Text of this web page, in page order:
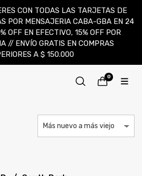
CON TODAS LAS TARJETAS DE
POR MENSAJERIA CABA-GBA EN 24
OFF EN EFECTIVO, 15% OFF POR
// ENVÍO GRATIS EN COMPRAS
A $ 150.000
0